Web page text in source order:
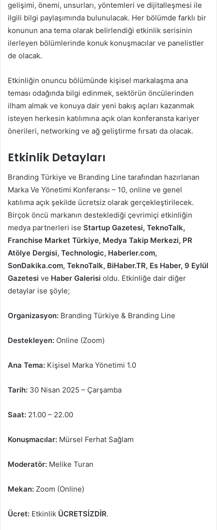
gelişimi, önemi, unsurları, yöntemleri ve dijitalleşmesi ile
ilgili bilgi paylaşımında bulunulacak. Her bölümde farklı bir
konunun ana tema olarak belirlendiği etkinlik serisinin
ilerleyen bölümlerinde konuk konuşmacılar ve panelistler
de olacak.
Etkinliğin onuncu bölümünde kişisel markalaşma ana
teması odağında bilgi edinmek, sektörün öncülerinden
ilham almak ve konuya dair yeni bakış açıları kazanmak
isteyen herkesin katılımına açık olan konferansta kariyer
önerileri, networking ve ağ geliştirme fırsatı da olacak.
Etkinlik Detayları
Branding Türkiye ve Branding Line tarafından hazırlanan
Marka Ve Yönetimi Konferansı – 10, online ve genel
katılıma açık şekilde ücretsiz olarak gerçekleştirilecek.
Birçok öncü markanın desteklediği çevrimiçi etkinliğin
medya partnerleri ise Startup Gazetesi, TeknoTalk,
Franchise Market Türkiye, Medya Takip Merkezi, PR
Atölye Dergisi, Technologic, Haberler.com,
SonDakika.com, TeknoTalk, BiHaber.TR, Es Haber, 9 Eylül
Gazetesi ve Haber Galerisi oldu. Etkinliğe dair diğer
detaylar ise şöyle;
Organizasyon: Branding Türkiye & Branding Line
Destekleyen: Online (Zoom)
Ana Tema: Kişisel Marka Yönetimi 1.0
Tarih: 30 Nisan 2025 – Çarşamba
Saat: 21.00 – 22.00
Konuşmacılar: Mürsel Ferhat Sağlam
Moderatör: Melike Turan
Mekan: Zoom (Online)
Ücret: Etkinlik ÜCRETSİZDİR.